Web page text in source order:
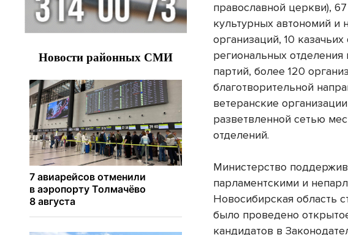
православной церкви),
культурных автономий и
организаций, 10
региональных отделения
партий, более 120
благотворительной
ветеранские
разветвленной сетью
отделений.
Министерство
парламентскими и
Новосибирская область
было проведено
кандидатов в